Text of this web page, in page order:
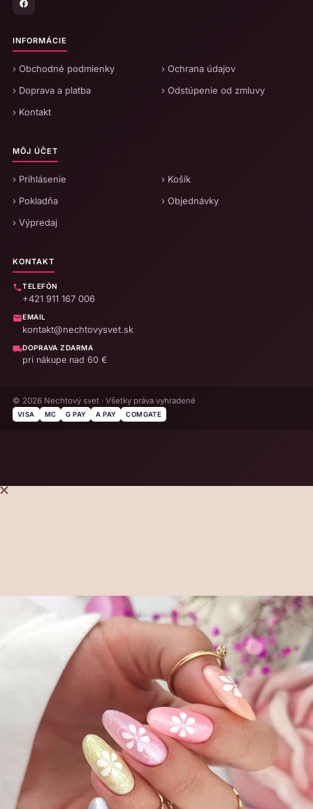
INFORMÁCIE
› Obchodné podmienky
› Ochrana údajov
› Doprava a platba
› Odstúpenie od zmluvy
› Kontakt
MÔJ ÚČET
› Prihlásenie
› Košík
› Pokladňa
› Objednávky
› Výpredaj
KONTAKT
TELEFÓN
+421 911 167 006
EMAIL
kontakt@nechtovysvet.sk
DOPRAVA ZDARMA
pri nákupe nad 60 €
© 2026 Nechtový svet · Všetky práva vyhradené
VISA MC G PAY A PAY COMGATE